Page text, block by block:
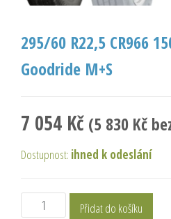
295/60 R22,5 CR966
Goodride M+S
7 054 Kč (5 830 Kč
Dostupnost: ihned k odeslání
Přidat do košíku